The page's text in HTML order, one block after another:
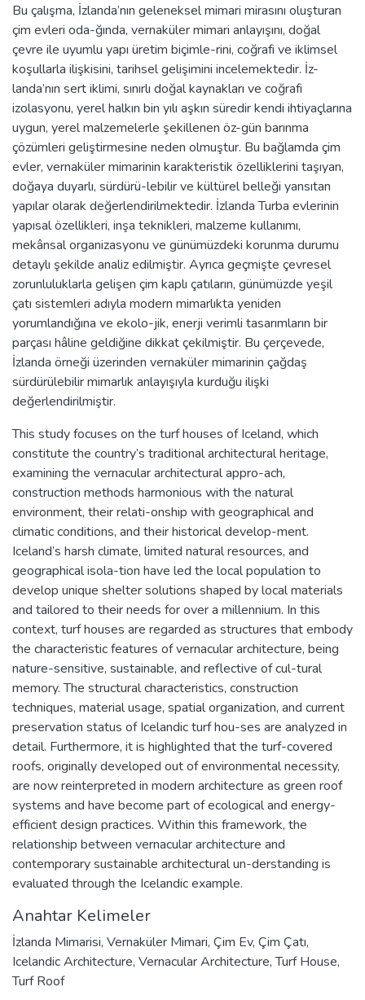
Bu çalışma, İzlanda’nın geleneksel mimari mirasını oluşturan
çim evleri oda-ğında, vernaküler mimari anlayışını, doğal
çevre ile uyumlu yapı üretim biçimle-rini, coğrafi ve iklimsel
koşullarla ilişkisini, tarihsel gelişimini incelemektedir. İz-
landa’nın sert iklimi, sınırlı doğal kaynakları ve coğrafi
izolasyonu, yerel halkın bin yılı aşkın süredir kendi ihtiyaçlarına
uygun, yerel malzemelerle şekillenen öz-gün barınma
çözümleri geliştirmesine neden olmuştur. Bu bağlamda çim
evler, vernaküler mimarinin karakteristik özelliklerini taşıyan,
doğaya duyarlı, sürdürü-lebilir ve kültürel belleği yansıtan
yapılar olarak değerlendirilmektedir. İzlanda Turba evlerinin
yapısal özellikleri, inşa teknikleri, malzeme kullanımı,
mekânsal organizasyonu ve günümüzdeki korunma durumu
detaylı şekilde analiz edilmiştir. Ayrıca geçmişte çevresel
zorunluluklarla gelişen çim kaplı çatıların, günümüzde yeşil
çatı sistemleri adıyla modern mimarlıkta yeniden
yorumlandığına ve ekolo-jik, enerji verimli tasarımların bir
parçası hâline geldiğine dikkat çekilmiştir. Bu çerçevede,
İzlanda örneği üzerinden vernaküler mimarinin çağdaş
sürdürülebilir mimarlık anlayışıyla kurduğu ilişki
değerlendirilmiştir.
This study focuses on the turf houses of Iceland, which
constitute the country’s traditional architectural heritage,
examining the vernacular architectural appro-ach,
construction methods harmonious with the natural
environment, their relati-onship with geographical and
climatic conditions, and their historical develop-ment.
Iceland’s harsh climate, limited natural resources, and
geographical isola-tion have led the local population to
develop unique shelter solutions shaped by local materials
and tailored to their needs for over a millennium. In this
context, turf houses are regarded as structures that embody
the characteristic features of vernacular architecture, being
nature-sensitive, sustainable, and reflective of cul-tural
memory. The structural characteristics, construction
techniques, material usage, spatial organization, and current
preservation status of Icelandic turf hou-ses are analyzed in
detail. Furthermore, it is highlighted that the turf-covered
roofs, originally developed out of environmental necessity,
are now reinterpreted in modern architecture as green roof
systems and have become part of ecological and energy-
efficient design practices. Within this framework, the
relationship between vernacular architecture and
contemporary sustainable architectural un-derstanding is
evaluated through the Icelandic example.
Anahtar Kelimeler
İzlanda Mimarisi, Vernaküler Mimari, Çim Ev, Çim Çatı,
Icelandic Architecture, Vernacular Architecture,Turf House,
Turf Roof